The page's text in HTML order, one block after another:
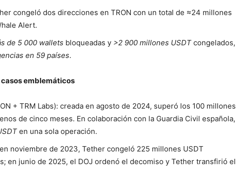
congeló dos direcciones en TRON con un total de ≈24 millones
Alert.
de 5 000 wallets bloqueadas y >2 900 millones USDT congelados,
en 59 países.
emblemáticos
+ TRM Labs): creada en agosto de 2024, superó los 100 millones
de cinco meses. En colaboración con la Guardia Civil española,
en una sola operación.
noviembre de 2023, Tether congeló 225 millones USDT
en junio de 2025, el DOJ ordenó el decomiso y Tether transfirió el